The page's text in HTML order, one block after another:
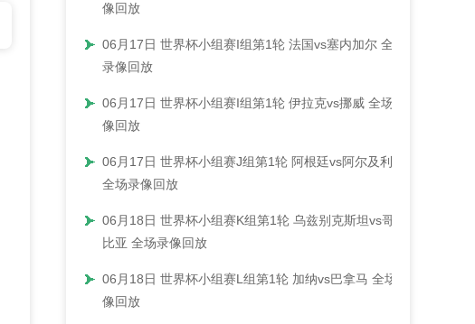
像回放
06月17日 世界杯小组赛I组第1轮 法国vs塞内加尔 全场
录像回放
06月17日 世界杯小组赛I组第1轮 伊拉克vs挪威 全场录
像回放
06月17日 世界杯小组赛J组第1轮 阿根廷vs阿尔及利亚
全场录像回放
06月18日 世界杯小组赛K组第1轮 乌兹别克斯坦vs哥伦
比亚 全场录像回放
06月18日 世界杯小组赛L组第1轮 加纳vs巴拿马 全场录
像回放